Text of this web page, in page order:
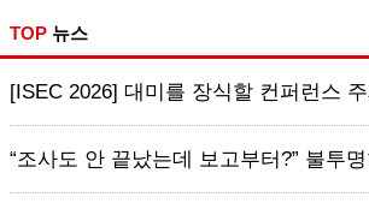
TOP 뉴스
[ISEC 2026] 대미를 장식할 컨퍼런스
“조사도 안 끝났는데 보고부터?” 불투